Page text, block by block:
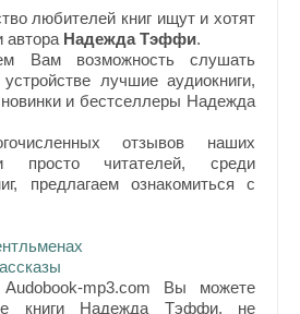
любителей книг ищут и хотят
автора Надежда Тэффи.
Вам возможность слушать
лучшие аудиокниги,
и бестселлеры Надежда
отзывов наших
просто читателей, среди
предлагаем ознакомиться с
mp3.com Вы можете
книги Надежда Тэффи, не